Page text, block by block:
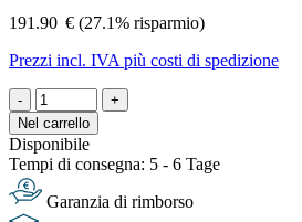
191.90 € (27.1% risparmio)
Prezzi incl. IVA più costi di spedizione
-
+
Nel carrello
Disponibile
Tempi di consegna: 5 - 6 Tage
Garanzia di rimborso